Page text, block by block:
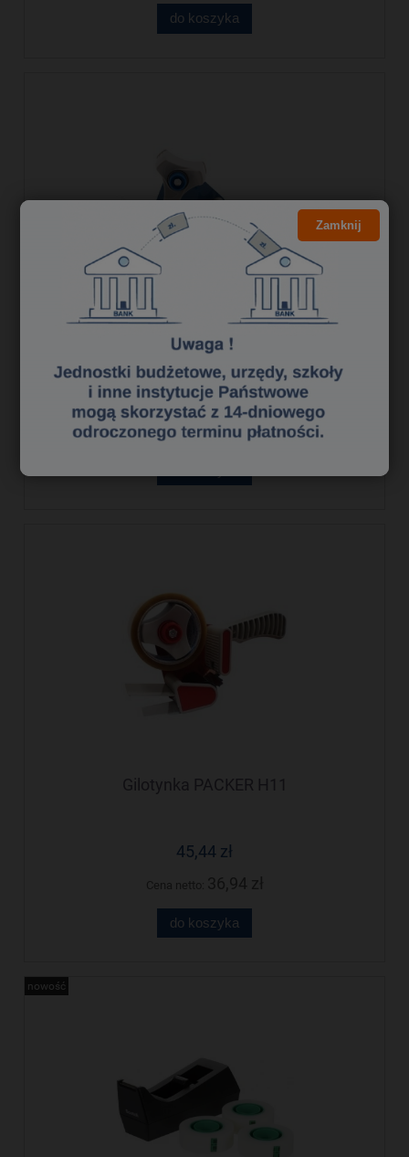
do koszyka
Dyspenser z rączka do taśmy 50 D800
LEVIATAN
24,16 zł
Cena netto:19,64 zł
Gilotynka PACKER H11
45,44 zł
do koszyka
nowość
Zamknij